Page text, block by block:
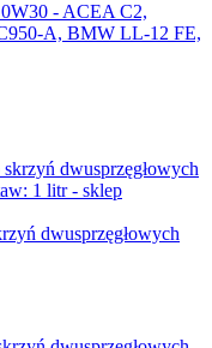
- ACEA C2,
A, BMW LL-12 FE,
dwusprzęgłowych